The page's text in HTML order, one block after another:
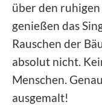
über den
genießen das
Rauschen der
absolut nicht.
Menschen.
ausgemalt!